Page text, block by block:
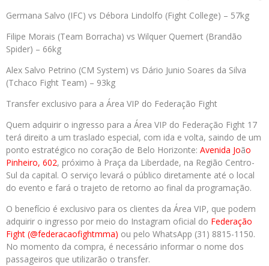
Germana Salvo (IFC) vs Débora Lindolfo (Fight College) – 57kg
Filipe Morais (Team Borracha) vs Wilquer Quemert (Brandão
Spider) – 66kg
Alex Salvo Petrino (CM System) vs Dário Junio Soares da Silva
(Tchaco Fight Team) – 93kg
Transfer exclusivo para a Área VIP do Federação Fight
Quem adquirir o ingresso para a Área VIP do Federação Fight 17
terá direito a um traslado especial, com ida e volta, saindo de um
ponto estratégico no coração de Belo Horizonte: Avenida João
Pinheiro, 602, próximo à Praça da Liberdade, na Região Centro-
Sul da capital. O serviço levará o público diretamente até o local
do evento e fará o trajeto de retorno ao final da programação.
O benefício é exclusivo para os clientes da Área VIP, que podem
adquirir o ingresso por meio do Instagram oficial do Federação
Fight (@federacaofightmma) ou pelo WhatsApp (31) 8815-1150.
No momento da compra, é necessário informar o nome dos
passageiros que utilizarão o transfer.